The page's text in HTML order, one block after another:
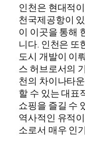
인천은 현대적
천국제공항이
이 이곳을 통해
니다. 인천은 또
도시 개발이 이
스 허브로서의
천의 차이나타
할 수 있는 대표
쇼핑을 즐길 수
역사적인 유적
소로서 매우 인